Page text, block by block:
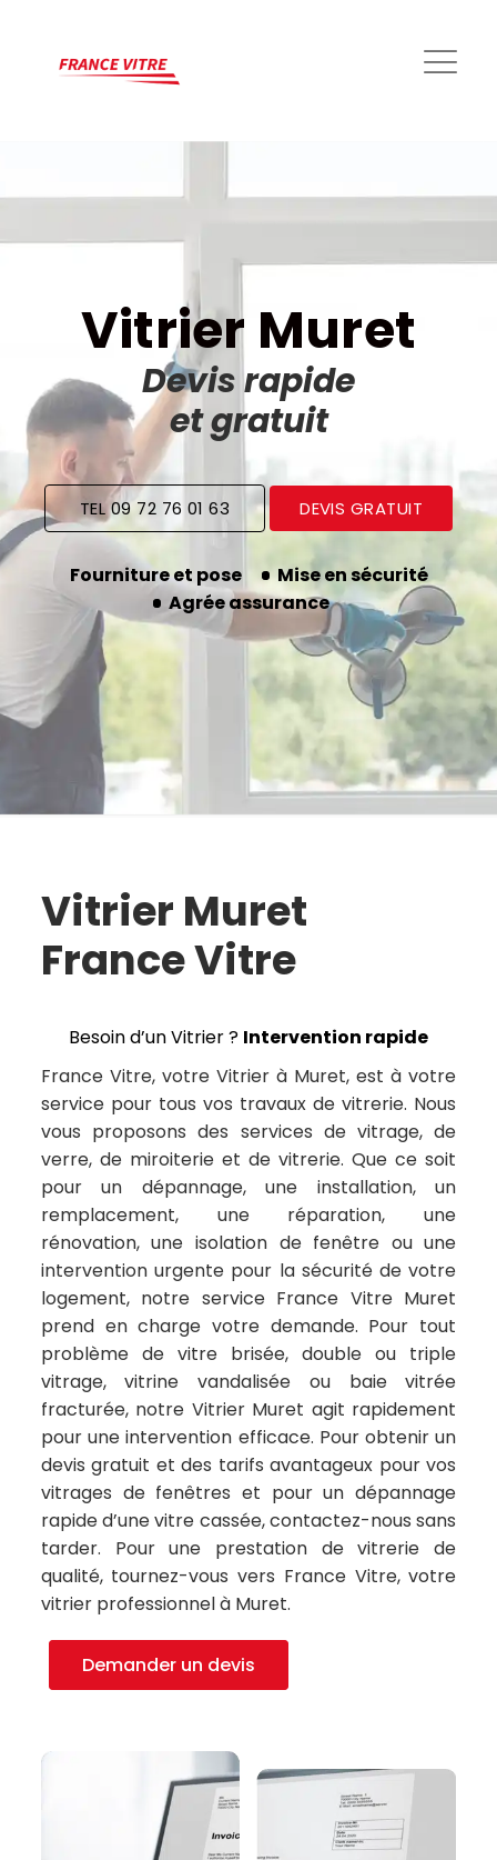
Vitrier Muret
Devis rapide
et gratuit
TEL 09 72 76 01 63 DEVIS GRATUIT
Fourniture et pose
Mise en sécurité
Agrée assurance
Vitrier Muret
France Vitre
Besoin d’un Vitrier ? Intervention rapide
France Vitre, votre Vitrier à Muret, est à votre
service pour tous vos travaux de vitrerie. Nous
vous proposons des services de vitrage, de
verre, de miroiterie et de vitrerie. Que ce soit
pour un dépannage, une installation, un
remplacement, une réparation, une
rénovation, une isolation de fenêtre ou une
intervention urgente pour la sécurité de votre
logement, notre service France Vitre Muret
prend en charge votre demande. Pour tout
problème de vitre brisée, double ou triple
vitrage, vitrine vandalisée ou baie vitrée
fracturée, notre Vitrier Muret agit rapidement
pour une intervention efficace. Pour obtenir un
devis gratuit et des tarifs avantageux pour vos
vitrages de fenêtres et pour un dépannage
rapide d’une vitre cassée, contactez-nous sans
tarder. Pour une prestation de vitrerie de
qualité, tournez-vous vers France Vitre, votre
vitrier professionnel à Muret.
Demander un devis